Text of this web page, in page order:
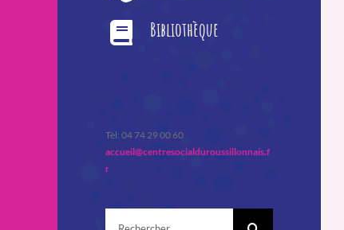
Bibliothèque
Tèl: 04 74 29 00 60
accueil@centresocialduroussillonnais.f
r